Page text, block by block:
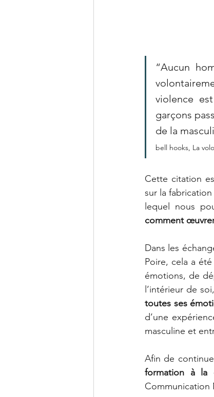
“Aucun
violence
garçons
de la
bell hooks, La
Cette citation
sur la
lequel nous
comment
Dans les
Poire, cela a
émotions, de
toutes ses
d’une
masculine et
Afin de
formation à la
Communication